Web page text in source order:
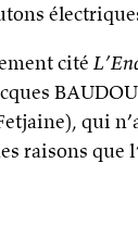
cité
qui
raisons que